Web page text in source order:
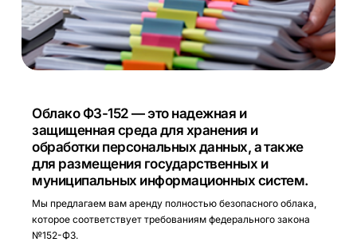
Облако ФЗ-152 — это надежная и
защищенная среда для хранения и
обработки персональных данных, а также
для размещения государственных и
муниципальных информационных систем.
Мы предлагаем вам аренду полностью безопасного облака,
которое соответствует требованиям федерального закона
№152-ФЗ.